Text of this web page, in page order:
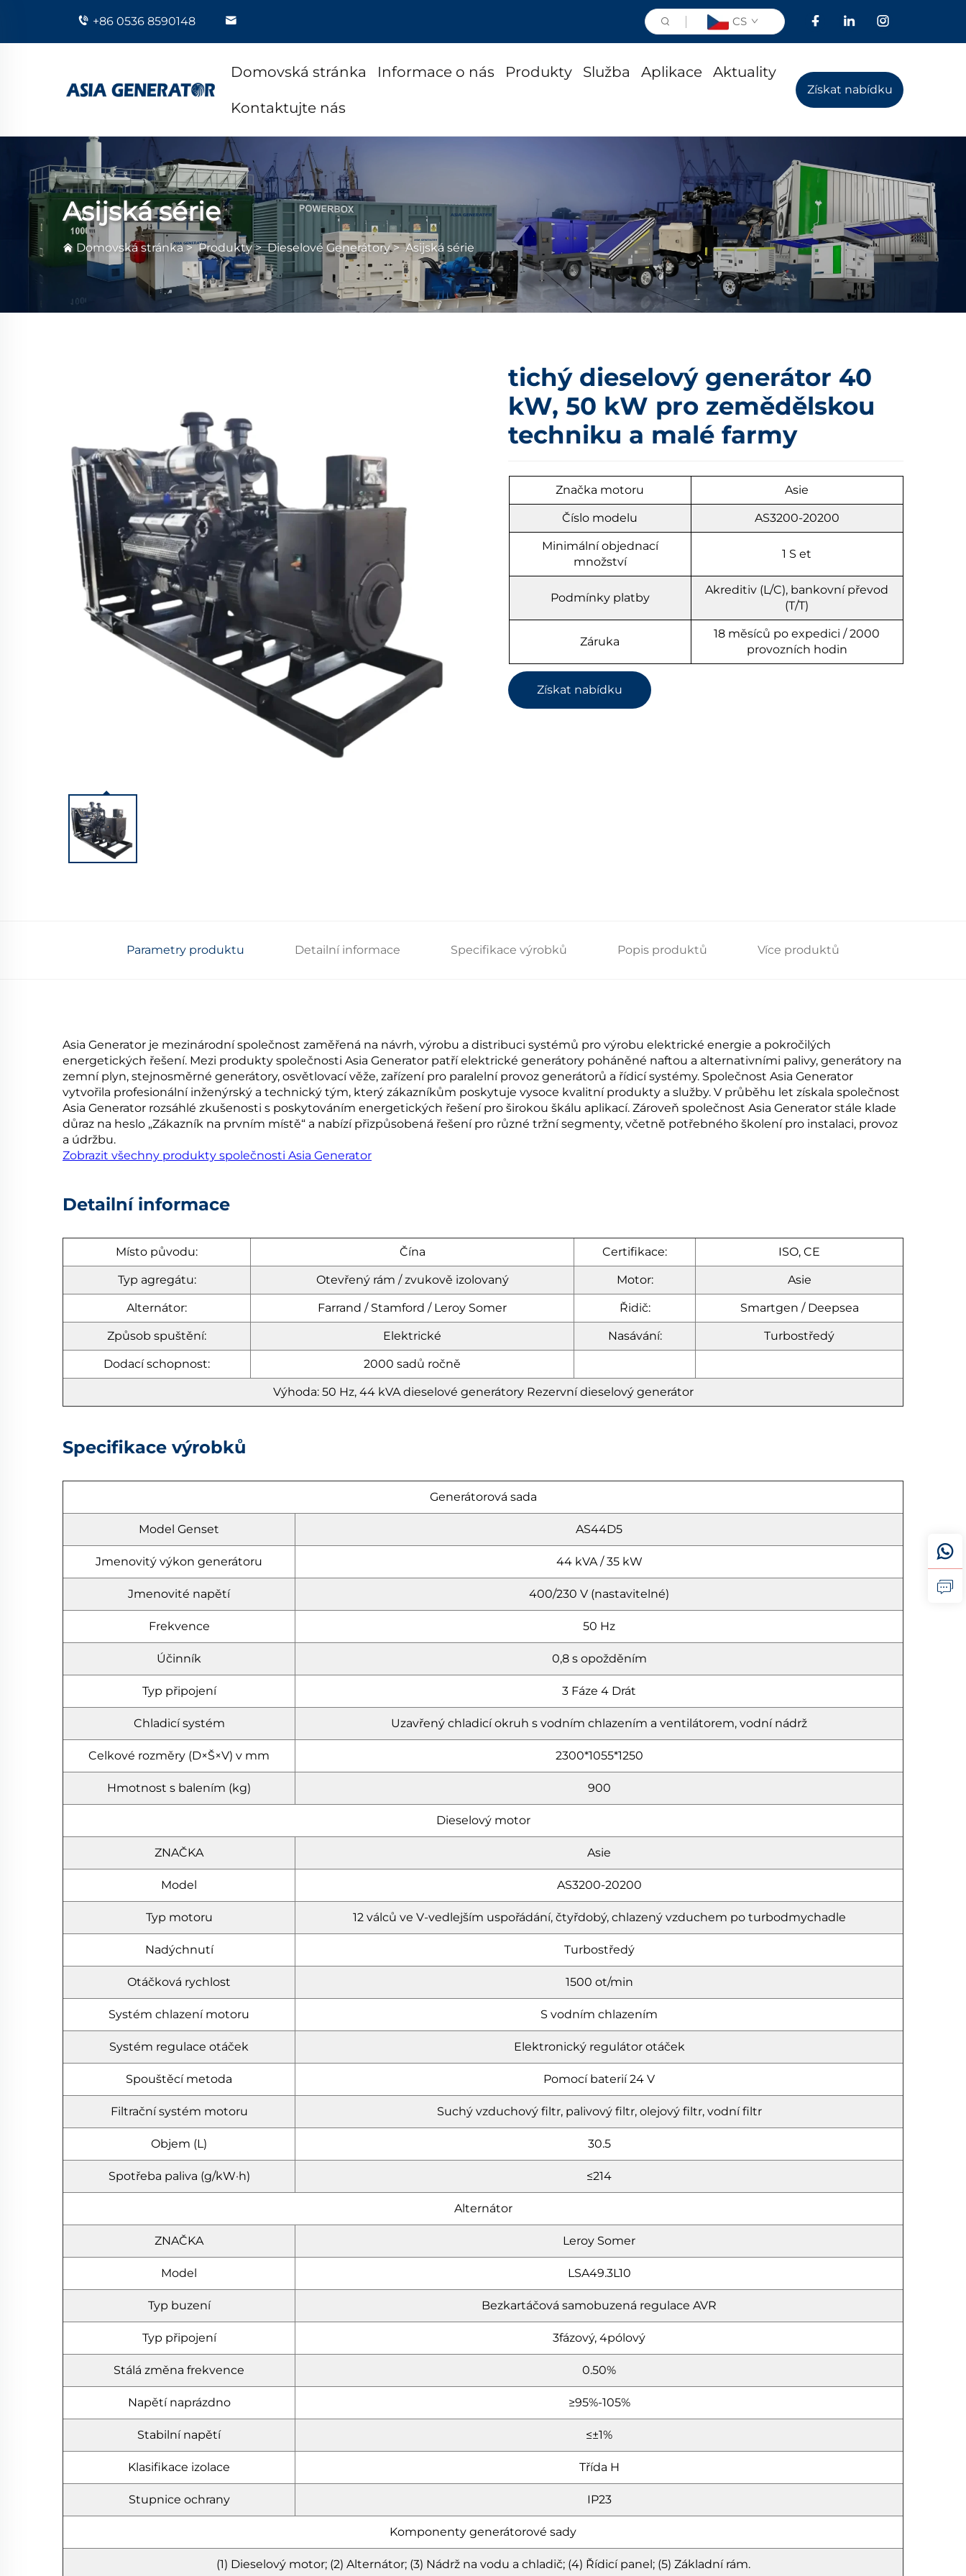
+86 0536 8590148 CS
Domovská stránka Informace o nás Produkty Služba Aplikace Aktuality
Kontaktujte nás
Získat nabídku
Asijská série
Domovská stránka>Produkty>Dieselové Generátory>Asijská série
tichý dieselový generátor 40
kW, 50 kW pro zemědělskou
techniku a malé farmy
Značka motoru Asie
Číslo modelu AS3200-20200
Minimální objednací
množství
1 Set
Podmínky platby
Akreditiv (L/C), bankovní převod
(T/T)
Záruka
18 měsíců po expedici / 2000
provozních hodin
Získat nabídku
Parametry produktu Detailní informace Specifikace výrobků Popis produktů Více produktů
Asia Generator je mezinárodní společnost zaměřená na návrh, výrobu a distribuci systémů pro výrobu elektrické energie a pokročilých
energetických řešení. Mezi produkty společnosti Asia Generator patří elektrické generátory poháněné naftou a alternativními palivy, generátory na
zemní plyn, stejnosměrné generátory, osvětlovací věže, zařízení pro paralelní provoz generátorů a řídicí systémy. Společnost Asia Generator
vytvořila profesionální inženýrský a technický tým, který zákazníkům poskytuje vysoce kvalitní produkty a služby. V průběhu let získala společnost
Asia Generator rozsáhlé zkušenosti s poskytováním energetických řešení pro širokou škálu aplikací. Zároveň společnost Asia Generator stále klade
důraz na heslo „Zákazník na prvním místě“ a nabízí přizpůsobená řešení pro různé tržní segmenty, včetně potřebného školení pro instalaci, provoz
a údržbu.
Zobrazit všechny produkty společnosti Asia Generator
Detailní informace
Místo původu: Čína Certifikace: ISO, CE
Typ agregátu: Otevřený rám / zvukově izolovaný Motor: Asie
Alternátor: Farrand / Stamford / Leroy Somer Řidič: Smartgen / Deepsea
Způsob spuštění: Elektrické Nasávání: Turbostředý
Dodací schopnost: 2000 sadů ročně
Výhoda: 50 Hz, 44 kVA dieselové generátory Rezervní dieselový generátor
Specifikace výrobků
Generátorová sada
Model Genset AS44D5
Jmenovitý výkon generátoru 44 kVA / 35 kW
Jmenovité napětí 400/230 V (nastavitelné)
Frekvence 50 Hz
Účinník 0,8 s opožděním
Typ připojení 3 Fáze 4 Drát
Chladicí systém Uzavřený chladicí okruh s vodním chlazením a ventilátorem, vodní nádrž
Celkové rozměry (D×Š×V) v mm 2300*1055*1250
Hmotnost s balením (kg) 900
Dieselový motor
ZNAČKA Asie
Model AS3200-20200
Typ motoru 12 válců ve V-vedlejším uspořádání, čtyřdobý, chlazený vzduchem po turbodmychadle
Nadýchnutí Turbostředý
Otáčková rychlost 1500 ot/min
Systém chlazení motoru S vodním chlazením
Systém regulace otáček Elektronický regulátor otáček
Spouštěcí metoda Pomocí baterií 24 V
Filtrační systém motoru Suchý vzduchový filtr, palivový filtr, olejový filtr, vodní filtr
Objem (L) 30.5
Spotřeba paliva (g/kW·h) ≤214
Alternátor
ZNAČKA Leroy Somer
Model LSA49.3L10
Typ buzení Bezkartáčová samobuzená regulace AVR
Typ připojení 3fázový, 4pólový
Stálá změna frekvence 0.50%
Napětí naprázdno ≥95%-105%
Stabilní napětí ≤±1%
Klasifikace izolace Třída H
Stupnice ochrany IP23
Komponenty generátorové sady
(1) Dieselový motor; (2) Alternátor; (3) Nádrž na vodu a chladič; (4) Řídicí panel; (5) Základní rám.